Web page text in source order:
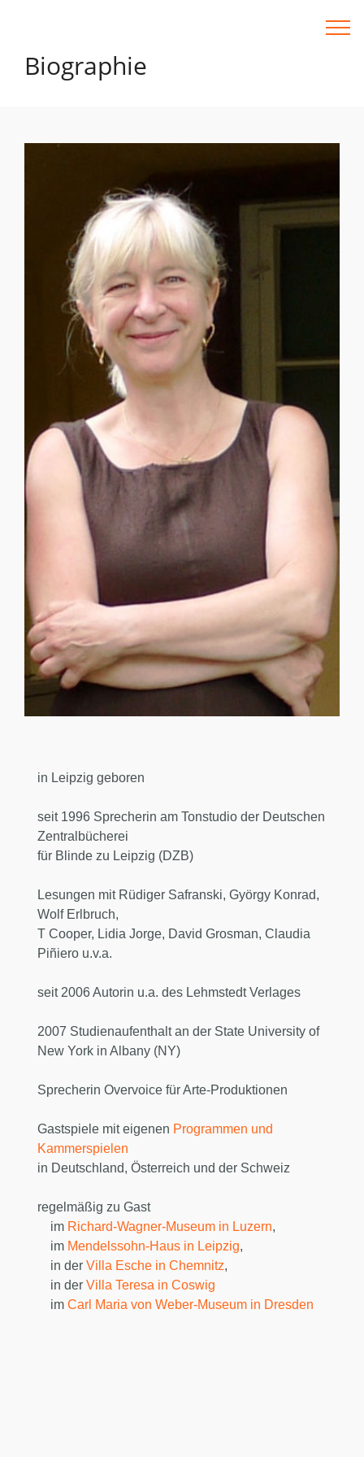
Biographie
in Leipzig geboren
seit 1996 Sprecherin am Tonstudio der Deutschen
Zentralbücherei
für Blinde zu Leipzig (DZB)
Lesungen mit Rüdiger Safranski, György Konrad,
Wolf Erlbruch,
T Cooper, Lidia Jorge, David Grosman, Claudia
Piñiero u.v.a.
seit 2006 Autorin u.a. des Lehmstedt Verlages
2007 Studienaufenthalt an der State University of
New York in Albany (NY)
Sprecherin Overvoice für Arte-Produktionen
Gastspiele mit eigenen Programmen und
Kammerspielen
in Deutschland, Österreich und der Schweiz
regelmäßig zu Gast
im Richard-Wagner-Museum in Luzern,
im Mendelssohn-Haus in Leipzig,
in der Villa Esche in Chemnitz,
in der Villa Teresa in Coswig
im Carl Maria von Weber-Museum in Dresden